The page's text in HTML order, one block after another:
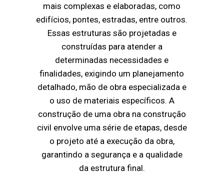
mais complexas e elaboradas, como
edifícios, pontes, estradas, entre outros.
Essas estruturas são projetadas e
construídas para atender a
determinadas necessidades e
finalidades, exigindo um planejamento
detalhado, mão de obra especializada e
o uso de materiais específicos. A
construção de uma obra na construção
civil envolve uma série de etapas, desde
o projeto até a execução da obra,
garantindo a segurança e a qualidade
da estrutura final.